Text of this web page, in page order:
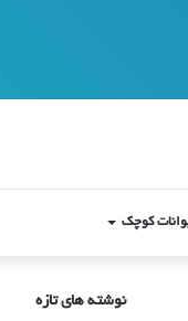
کوچک
نوشته های تازه